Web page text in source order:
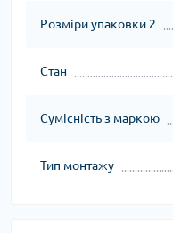
Розміри упаковки 2
Стан
Сумісність з маркою
Тип монтажу